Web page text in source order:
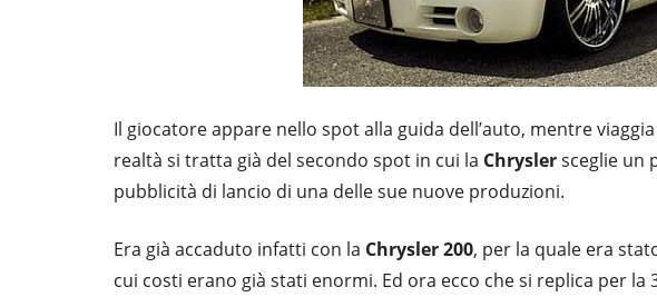
Il giocatore appare nello spot alla guida dell’auto, mentre
realtà si tratta già del secondo spot in cui la Chryslersceglie un
pubblicità di lancio di una delle sue nuove produzioni.
Era già accaduto infatti con la Chrysler 200, per la quale era
cui costi erano già stati enormi. Ed ora ecco che si replica per